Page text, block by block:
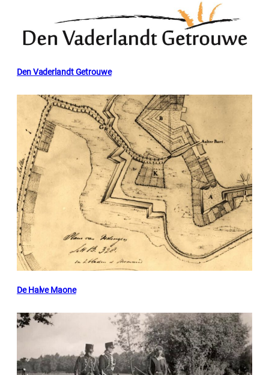
Den Vaderlandt Getrouwe
De Halve Maone